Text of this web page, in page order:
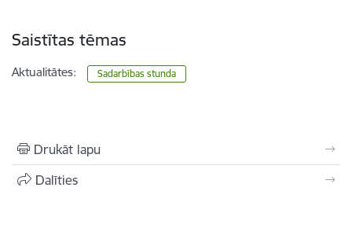
Saistītas tēmas
Aktualitātes: Sadarbības stunda
Drukāt lapu
Dalīties